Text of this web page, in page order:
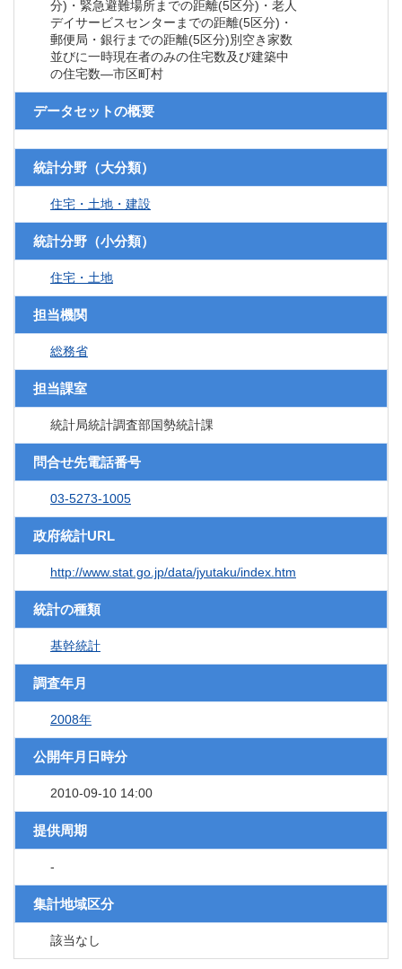
分)・緊急避難場所までの距離(5区分)・老人
デイサービスセンターまでの距離(5区分)・
郵便局・銀行までの距離(5区分)別空き家数
並びに一時現在者のみの住宅数及び建築中
の住宅数―市区町村
データセットの概要
統計分野（大分類）
住宅・土地・建設
統計分野（小分類）
住宅・土地
担当機関
総務省
担当課室
統計局統計調査部国勢統計課
問合せ先電話番号
03-5273-1005
政府統計URL
http://www.stat.go.jp/data/jyutaku/index.htm
統計の種類
基幹統計
調査年月
2008年
公開年月日時分
2010-09-10 14:00
提供周期
-
集計地域区分
該当なし